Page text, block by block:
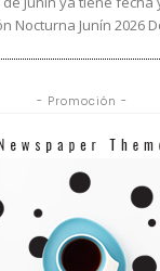
Nocturna Junín 2026
- Promoción -